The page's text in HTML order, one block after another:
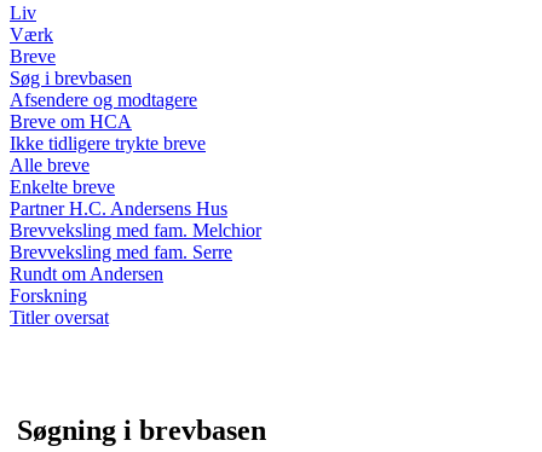
Liv
Værk
Breve
Søg i brevbasen
Afsendere og modtagere
Breve om HCA
Ikke tidligere trykte breve
Alle breve
Enkelte breve
Partner H.C. Andersens Hus
Brevveksling med fam. Melchior
Brevveksling med fam. Serre
Rundt om Andersen
Forskning
Titler oversat
Søgning i brevbasen